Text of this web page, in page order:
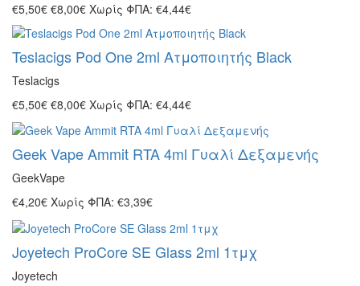
€5,50€ €8,00€ Χωρίς ΦΠΑ: €4,44€
Teslacigs Pod One 2ml Ατμοποιητής Black
Teslacigs
€5,50€ €8,00€ Χωρίς ΦΠΑ: €4,44€
Geek Vape Ammit RTA 4ml Γυαλί Δεξαμενής
GeekVape
€4,20€ Χωρίς ΦΠΑ: €3,39€
Joyetech ProCore SE Glass 2ml 1τμχ
Joyetech